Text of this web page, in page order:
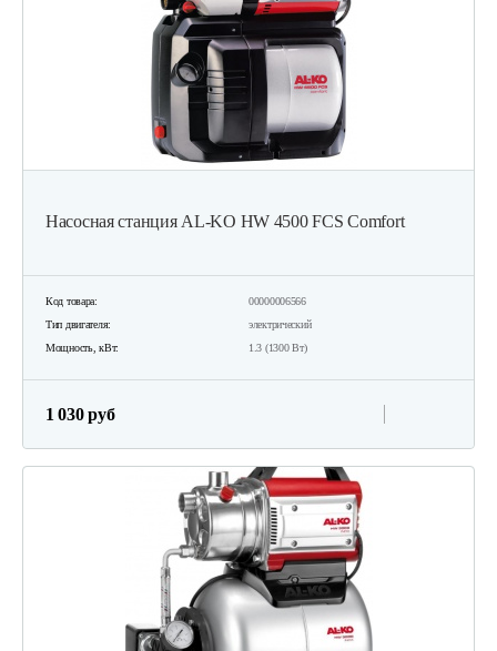
Насосная станция AL-KO HW 4500 FCS Comfort
Код товара:
00000006566
Тип двигателя:
электрический
Мощность, кВт:
1.3 (1300 Вт)
1 030 руб